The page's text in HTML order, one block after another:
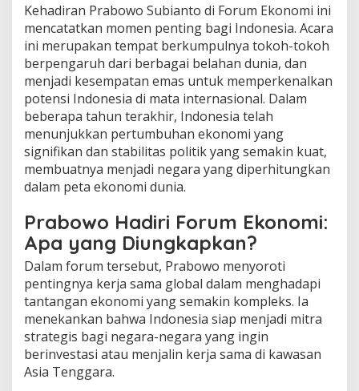
Kehadiran Prabowo Subianto di Forum Ekonomi ini
mencatatkan momen penting bagi Indonesia. Acara
ini merupakan tempat berkumpulnya tokoh-tokoh
berpengaruh dari berbagai belahan dunia, dan
menjadi kesempatan emas untuk memperkenalkan
potensi Indonesia di mata internasional. Dalam
beberapa tahun terakhir, Indonesia telah
menunjukkan pertumbuhan ekonomi yang
signifikan dan stabilitas politik yang semakin kuat,
membuatnya menjadi negara yang diperhitungkan
dalam peta ekonomi dunia.
Prabowo Hadiri Forum Ekonomi:
Apa yang Diungkapkan?
Dalam forum tersebut, Prabowo menyoroti
pentingnya kerja sama global dalam menghadapi
tantangan ekonomi yang semakin kompleks. Ia
menekankan bahwa Indonesia siap menjadi mitra
strategis bagi negara-negara yang ingin
berinvestasi atau menjalin kerja sama di kawasan
Asia Tenggara.